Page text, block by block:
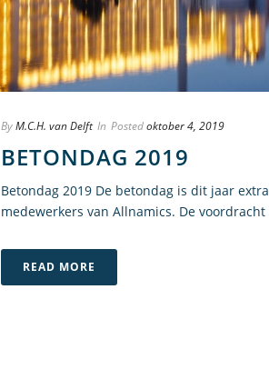
ByM.C.H. van Delft In Postedoktober 4, 2019
BETONDAG 2019
Betondag 2019 De betondag is dit jaar
medewerkers van Allnamics. De
READ MORE